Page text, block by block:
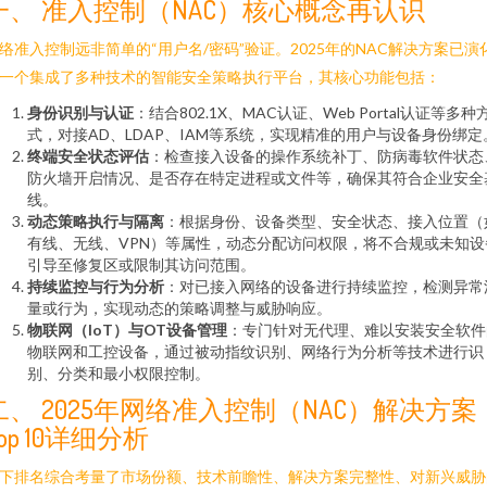
、 准入控制（NAC）核心概念再认识
准入控制远非简单的“用户名/密码”验证。2025年的NAC解决方案已演
个集成了多种技术的智能安全策略执行平台，其核心功能包括：
身份识别与认证 ：结合802.1X、MAC认证、Web Portal认证等多种
式，对接AD、LDAP、IAM等系统，实现精准的用户与设备身份绑定
终端安全状态评估 ：检查接入设备的操作系统补丁、防病毒软件状
防火墙开启情况、是否存在特定进程或文件等，确保其符合企业安全
线。
动态策略执行与隔离 ：根据身份、设备类型、安全状态、接入位置
有线、无线、VPN）等属性，动态分配访问权限，将不合规或未知
引导至修复区或限制其访问范围。
持续监控与行为分析 ：对已接入网络的设备进行持续监控，检测异
量或行为，实现动态的策略调整与威胁响应。
物联网（IoT）与OT设备管理 ：专门针对无代理、难以安装安全软
物联网和工控设备，通过被动指纹识别、网络行为分析等技术进行识
别、分类和最小权限控制。
、 2025年网络准入控制（NAC）解决方案
10详细分析
排名综合考量了市场份额、技术前瞻性、解决方案完整性、对新兴威